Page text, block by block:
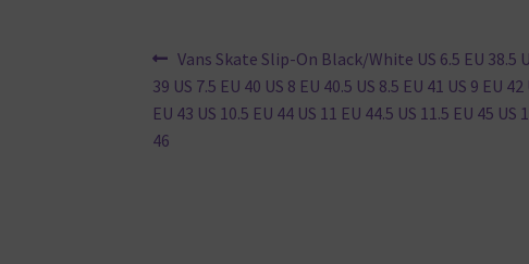
Beitragsnavigation
Vorheriger
Beitrag:
Vans Skate Slip-On Black/White US 6.5 EU 38.5
39 US 7.5 EU 40 US 8 EU 40.5 US 8.5 EU 41 US 9 EU 42
EU 43 US 10.5 EU 44 US 11 EU 44.5 US 11.5 EU 45 US
46